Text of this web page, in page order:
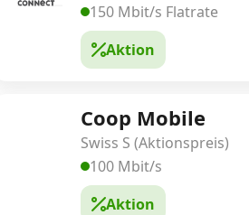
150 Mbit/s Flatrate
Aktion
Coop Mobile
Swiss S (Aktionspreis)
100 Mbit/s
Aktion